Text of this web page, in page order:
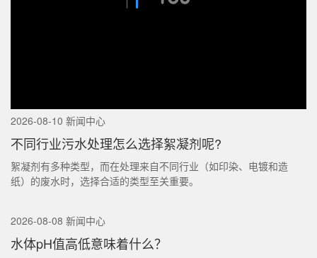
2026-08-10 新闻中心
不同行业污水处理怎么选择絮凝剂呢?
絮凝剂有多种类型，而在处理来自不同行业（如印染、电镀和造
纸）的废水时，选择合适的类型至关重要。
2026-08-08 新闻中心
水体pH值高低意味着什么？